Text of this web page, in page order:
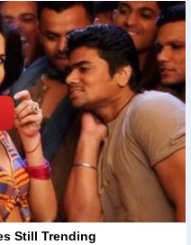
Still Trending